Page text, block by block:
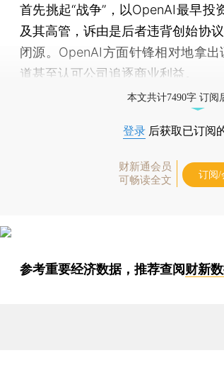
首先挑起“战争”，以OpenAI最早投
及其高管，诉由是后者违背创始协
闭源。OpenAI方面针锋相对地拿
道甚至认可公司追逐商业利益。
本文共计7490字 订阅
登录 后获取已订阅
财新通会员
可畅读全文
订阅/
参考重要经济数据，推荐查阅财新